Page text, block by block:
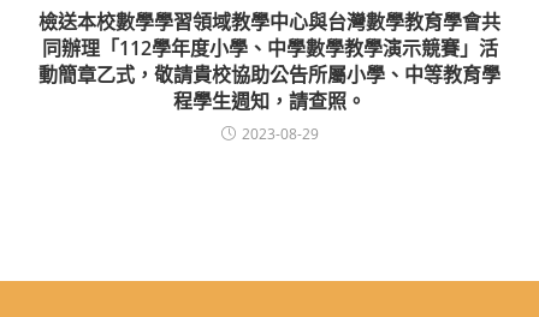
檢送本校數學學習領域教學中心與台灣數學教育學會共
同辦理「112學年度小學、中學數學教學演示競賽」活
動簡章乙式，敬請貴校協助公告所屬小學、中等教育學
程學生週知，請查照。
2023-08-29